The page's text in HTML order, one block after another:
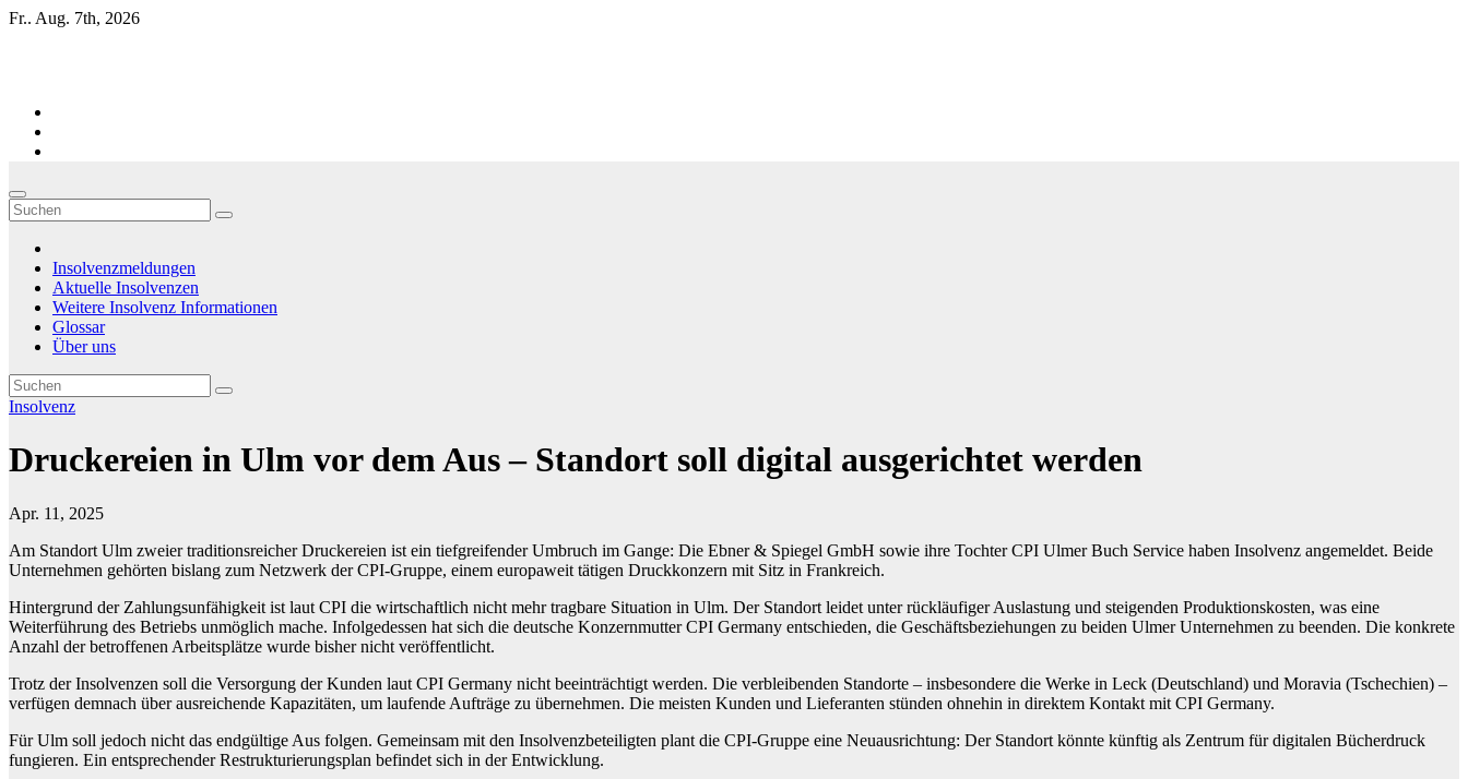
Zum
Fr.. Aug. 7th, 2026
Insolvenzmeldungen
Aktuelle Insolvenzen
Weitere Insolvenz Informationen
Glossar
Über uns
Insolvenz
Druckereien in Ulm vor dem Aus – Standort soll digital ausgerichtet werden
Apr. 11, 2025
Am Standort Ulm zweier traditionsreicher Druckereien ist ein tiefgreifender Umbruch im Gange: Die Ebner & Spiegel GmbH sowie ihre Tochter CPI Ulmer Buch Service haben Insolvenz angemeldet. Beide
Unternehmen gehörten bislang zum Netzwerk der CPI-Gruppe, einem europaweit tätigen Druckkonzern mit Sitz in Frankreich.
Hintergrund der Zahlungsunfähigkeit ist laut CPI die wirtschaftlich nicht mehr tragbare Situation in Ulm. Der Standort leidet unter rückläufiger Auslastung und steigenden Produktionskosten, was eine
Weiterführung des Betriebs unmöglich mache. Infolgedessen hat sich die deutsche Konzernmutter CPI Germany entschieden, die Geschäftsbeziehungen zu beiden Ulmer Unternehmen zu beenden. Die konkrete
Anzahl der betroffenen Arbeitsplätze wurde bisher nicht veröffentlicht.
Trotz der Insolvenzen soll die Versorgung der Kunden laut CPI Germany nicht beeinträchtigt werden. Die verbleibenden Standorte – insbesondere die Werke in Leck (Deutschland) und Moravia (Tschechien) –
verfügen demnach über ausreichende Kapazitäten, um laufende Aufträge zu übernehmen. Die meisten Kunden und Lieferanten stünden ohnehin in direktem Kontakt mit CPI Germany.
Für Ulm soll jedoch nicht das endgültige Aus folgen. Gemeinsam mit den Insolvenzbeteiligten plant die CPI-Gruppe eine Neuausrichtung: Der Standort könnte künftig als Zentrum für digitalen Bücherdruck
fungieren. Ein entsprechender Restrukturierungsplan befindet sich in der Entwicklung.